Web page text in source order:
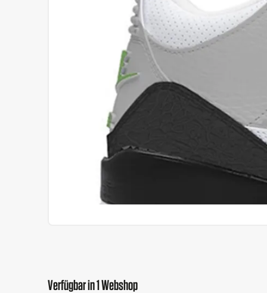
Verfügbar in 1 Webshop